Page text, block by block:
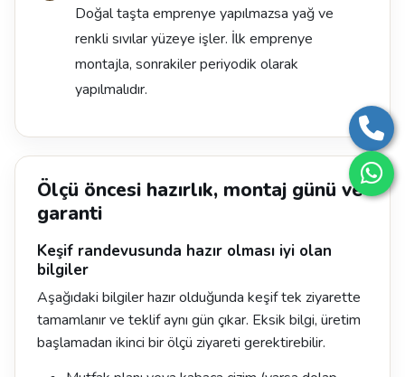
Doğal taşta emprenye yapılmazsa yağ ve
renkli sıvılar yüzeye işler. İlk emprenye
montajla, sonrakiler periyodik olarak
yapılmalıdır.
Ölçü öncesi hazırlık, montaj günü ve
garanti
Keşif randevusunda hazır olması iyi olan
bilgiler
Aşağıdaki bilgiler hazır olduğunda keşif tek ziyarette
tamamlanır ve teklif aynı gün çıkar. Eksik bilgi, üretim
başlamadan ikinci bir ölçü ziyareti gerektirebilir.